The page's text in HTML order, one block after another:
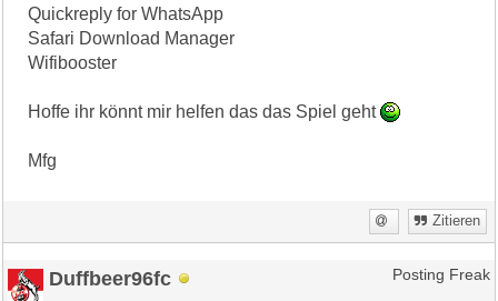
Quickreply for WhatsApp
Safari Download Manager
Wifibooster
Hoffe ihr könnt mir helfen das das Spiel geht
Mfg
Zitieren
Duffbeer96fc Posting Freak